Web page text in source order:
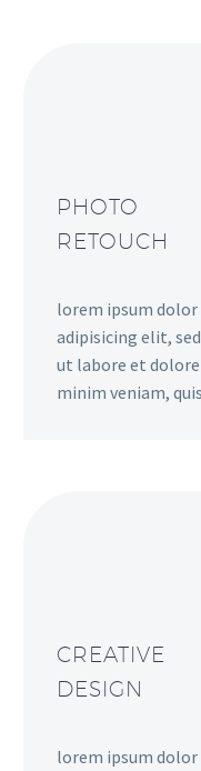
PHOTO
RETOUCH
lorem ipsum
adipisicing elit,
ut labore et dolore
minim veniam,
CREATIVE
DESIGN
lorem ipsum